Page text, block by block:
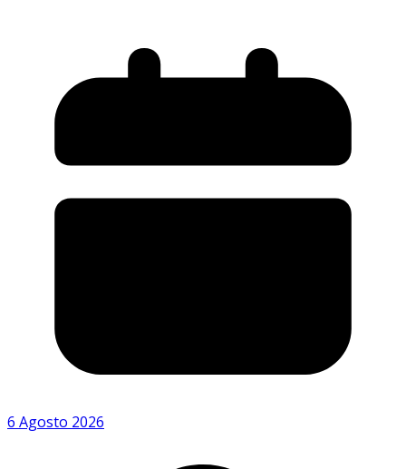
6 Agosto 2026